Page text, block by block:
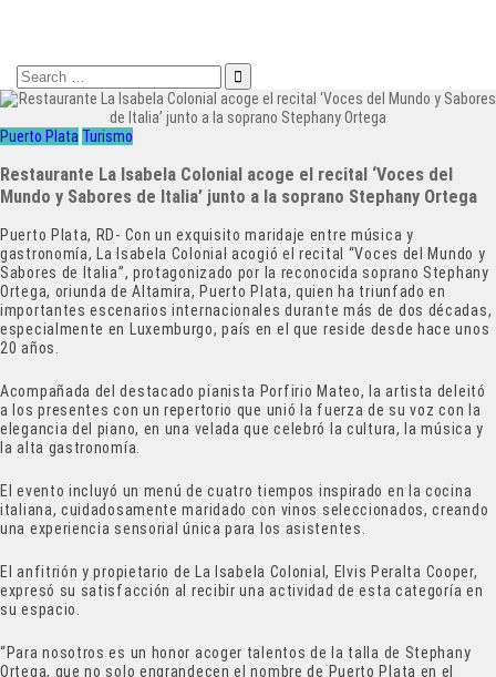
Search
for:
Puerto Plata Turismo
Restaurante La Isabela Colonial acoge el recital ‘Voces del
Mundo y Sabores de Italia’ junto a la soprano Stephany Ortega
Puerto Plata, RD- Con un exquisito maridaje entre música y
gastronomía, La Isabela Colonial acogió el recital “Voces del Mundo y
Sabores de Italia”, protagonizado por la reconocida soprano Stephany
Ortega, oriunda de Altamira, Puerto Plata, quien ha triunfado en
importantes escenarios internacionales durante más de dos décadas,
especialmente en Luxemburgo, país en el que reside desde hace unos
20 años.
Acompañada del destacado pianista Porfirio Mateo, la artista deleitó
a los presentes con un repertorio que unió la fuerza de su voz con la
elegancia del piano, en una velada que celebró la cultura, la música y
la alta gastronomía.
El evento incluyó un menú de cuatro tiempos inspirado en la cocina
italiana, cuidadosamente maridado con vinos seleccionados, creando
una experiencia sensorial única para los asistentes.
El anfitrión y propietario de La Isabela Colonial, Elvis Peralta Cooper,
expresó su satisfacción al recibir una actividad de esta categoría en
su espacio.
“Para nosotros es un honor acoger talentos de la talla de Stephany
Ortega, que no solo engrandecen el nombre de Puerto Plata en el